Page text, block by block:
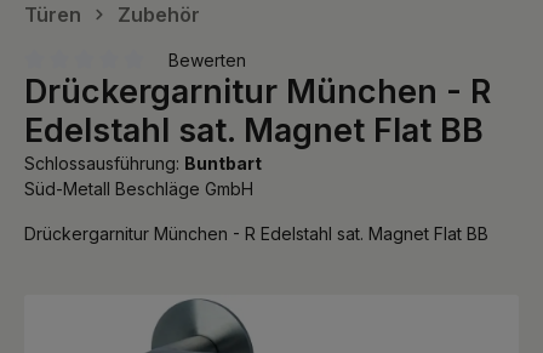
Türen Zubehör
Durchschnittliche Bewertung von 0 von 5 Sternen
Bewerten
Drückergarnitur München - R
Edelstahl sat. Magnet Flat BB
Schlossausführung: Buntbart
Süd-Metall Beschläge GmbH
Drückergarnitur München - R Edelstahl sat. Magnet Flat BB
Bildergalerie überspringen